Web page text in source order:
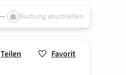
Buchung abschließen
Teilen Favorit